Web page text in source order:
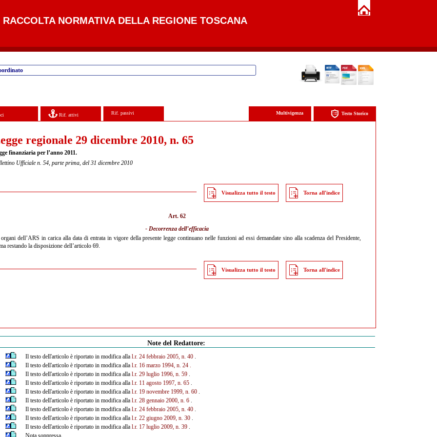
RACCOLTA NORMATIVA DELLA REGIONE TOSCANA
Rif. attivi Rif. passivi Testo Storico
Multivigenza
regionale 29 dicembre 2010, n. 65
finanziaria per l’anno 2011.
Ufficiale n. 54, parte prima, del 31 dicembre 2010
Visualizza tutto il testo Torna all'indice
Art. 62
- Decorrenza dell’efficacia
dell’ARS in carica alla data di entrata in vigore della presente legge continuano nelle funzioni ad essi demandate sino alla scadenza del Presidente,
restando la disposizione dell’articolo 69.
Visualizza tutto il testo Torna all'indice
Note del Redattore:
Il testo dell'articolo è riportato in modifica alla l.r. 24 febbraio 2005, n. 40.
Il testo dell'articolo è riportato in modifica alla l.r. 16 marzo 1994, n. 24 .
Il testo dell'articolo è riportato in modifica alla l.r. 29 luglio 1996, n. 59.
Il testo dell'articolo è riportato in modifica alla l.r. 11 agosto 1997, n. 65.
Il testo dell'articolo è riportato in modifica alla l.r. 19 novembre 1999, n. 60.
Il testo dell'articolo è riportato in modifica alla l.r. 28 gennaio 2000, n. 6.
Il testo dell'articolo è riportato in modifica alla l.r. 24 febbraio 2005, n. 40.
Il testo dell'articolo è riportato in modifica alla l.r. 22 giugno 2009, n. 30.
Il testo dell'articolo è riportato in modifica alla l.r. 17 luglio 2009, n. 39.
Nota soppressa.